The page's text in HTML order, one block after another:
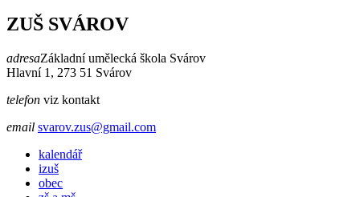
ZUŠ SVÁROV
adresaZákladní umělecká škola Svárov
Hlavní 1, 273 51 Svárov
telefon viz kontakt
email svarov.zus@gmail.com
kalendář
izuš
obec